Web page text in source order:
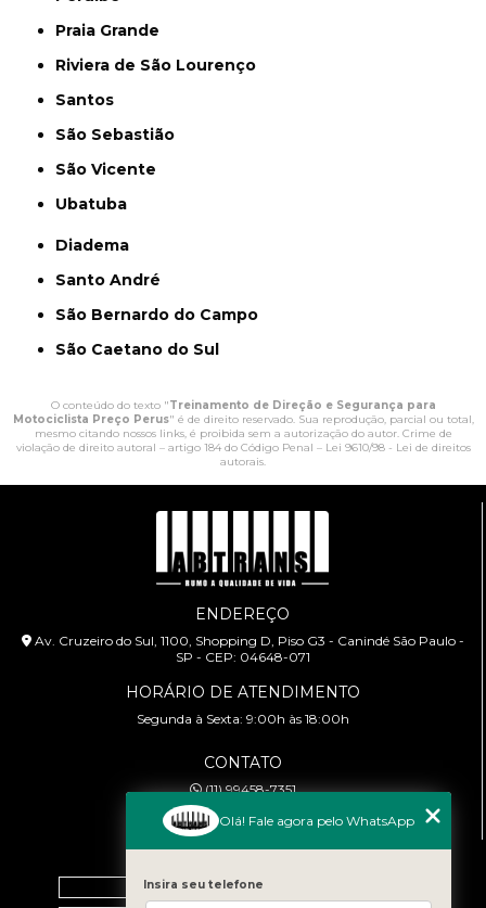
Praia Grande
Riviera de São Lourenço
Santos
São Sebastião
São Vicente
Ubatuba
Diadema
Santo André
São Bernardo do Campo
São Caetano do Sul
O conteúdo do texto "Treinamento de Direção e Segurança para
Motociclista Preço Perus" é de direito reservado. Sua reprodução, parcial ou total,
mesmo citando nossos links, é proibida sem a autorização do autor. Crime de
violação de direito autoral – artigo 184 do Código Penal – Lei 9610/98 - Lei de direitos
autorais.
ENDEREÇO
Av. Cruzeiro do Sul, 1100, Shopping D, Piso G3 - Canindé São Paulo -
SP - CEP: 04648-071
HORÁRIO DE ATENDIMENTO
Segunda à Sexta: 9:00h às 18:00h
CONTATO
(11) 99458-7351
cursoabtrans@gmail.com
Home
Olá! Fale agora pelo WhatsApp
Insira seu telefone